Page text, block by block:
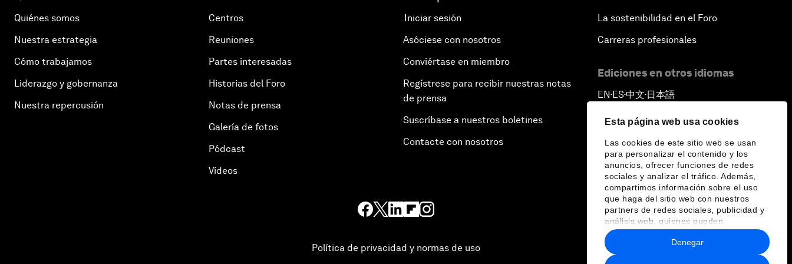
Esta página web usa cookies
Las cookies de este sitio web se usan
para personalizar el contenido y los
anuncios, ofrecer funciones de redes
sociales y analizar el tráfico. Además,
compartimos información sobre el uso
que haga del sitio web con nuestros
partners de redes sociales, publicidad y
análisis web, quienes pueden
combinarla con otra información que les
haya proporcionado o que hayan
recopilado a partir del uso que haya
Denegar
Quiénes somos
Nuestra estrategia
Cómo trabajamos
Liderazgo y gobernanza
Nuestra repercusión
Centros
Reuniones
Partes interesadas
Historias del Foro
Notas de prensa
Galería de fotos
Pódcast
Vídeos
Iniciar sesión
Asóciese con nosotros
Conviértase en miembro
Regístrese para recibir nuestras notas
de prensa
Suscríbase a nuestros boletines
Contacte con nosotros
La sostenibilidad en el Foro
Carreras profesionales
Ediciones en otros idiomas
EN ▪ ES▪中文▪ 日本語
Política de privacidad y normas de uso